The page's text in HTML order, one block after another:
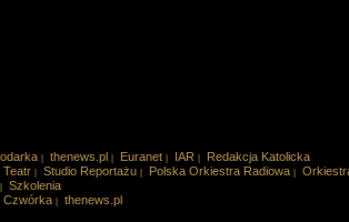
thenews.pl Euranet IAR
Redakcja Katolicka
Teatr Studio Reportażu Polska Orkiestra Radiowa
Szkolenia
Czwórka
thenews.pl